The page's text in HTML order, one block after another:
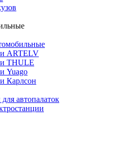
ARTELV
THULE
Yuago
Карлсон
автопалаток